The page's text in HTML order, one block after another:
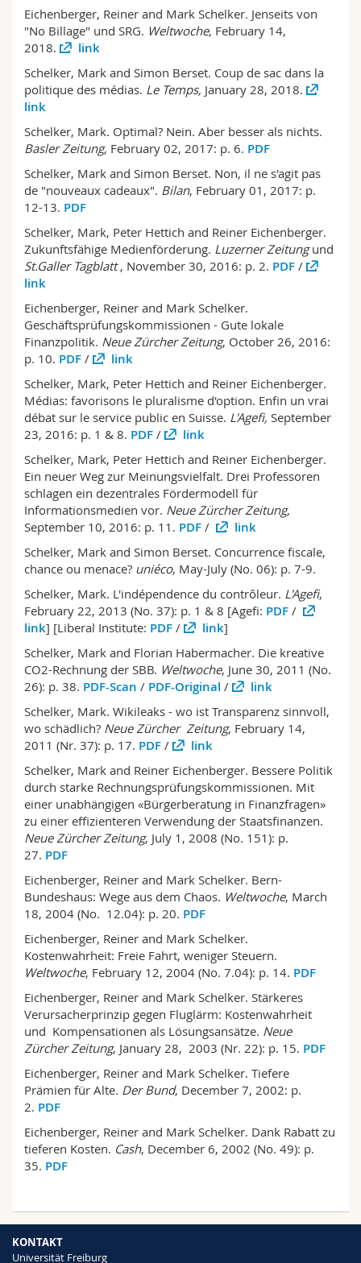
Eichenberger, Reiner and Mark Schelker. Jenseits von
"No Billage" und SRG. Weltwoche, February 14,
2018.
link
Schelker, Mark and Simon Berset. Coup de sac dans la
politique des médias. Le Temps, January 28, 2018.
link
Schelker, Mark. Optimal? Nein. Aber besser als nichts.
Basler Zeitung, February 02, 2017: p. 6. PDF
Schelker, Mark and Simon Berset. Non, il ne s'agit pas
de "nouveaux cadeaux". Bilan, February 01, 2017: p.
12-13. PDF
Schelker, Mark, Peter Hettich and Reiner Eichenberger.
Zukunftsfähige Medienförderung. Luzerner Zeitungund
St.Galler Tagblatt, November 30, 2016: p. 2. PDF /
link
Eichenberger, Reiner and Mark Schelker.
Geschäftsprüfungskommissionen - Gute lokale
Finanzpolitik. Neue Zürcher Zeitung, October 26, 2016:
p. 10. PDF / link
Schelker, Mark, Peter Hettich and Reiner Eichenberger.
Médias: favorisons le pluralisme d'option. Enfin un vrai
débat sur le service public en Suisse. L'Agefi, September
23, 2016: p. 1 & 8. PDF / link
Schelker, Mark, Peter Hettich and Reiner Eichenberger.
Ein neuer Weg zur Meinungsvielfalt. Drei Professoren
schlagen ein dezentrales Fördermodell für
Informationsmedien vor. Neue Zürcher Zeitung,
September 10, 2016: p. 11. PDF / link
Schelker, Mark and Simon Berset. Concurrence fiscale,
chance ou menace? uniéco, May-July (No. 06): p. 7-9.
Schelker, Mark. L'indépendence du contrôleur. L'Agefi,
February 22, 2013 (No. 37): p. 1 & 8 [Agefi: PDF /
link] [Liberal Institute: PDF / link]
Schelker, Mark and Florian Habermacher. Die kreative
CO2-Rechnung der SBB. Weltwoche, June 30, 2011 (No.
26): p. 38. PDF-Scan / PDF-Original / link
Schelker, Mark. Wikileaks - wo ist Transparenz sinnvoll,
wo schädlich? Neue Zürcher Zeitung, February 14,
2011 (Nr. 37): p. 17. PDF / link
Schelker, Mark and Reiner Eichenberger. Bessere Politik
durch starke Rechnungsprüfungskommissionen. Mit
einer unabhängigen «Bürgerberatung in Finanzfragen»
zu einer effizienteren Verwendung der Staatsfinanzen.
Neue Zürcher Zeitung, July 1, 2008 (No. 151): p.
27. PDF
Eichenberger, Reiner and Mark Schelker. Bern-
Bundeshaus: Wege aus dem Chaos. Weltwoche, March
18, 2004 (No. 12.04): p. 20. PDF
Eichenberger, Reiner and Mark Schelker.
Kostenwahrheit: Freie Fahrt, weniger Steuern.
Weltwoche, February 12, 2004 (No. 7.04): p. 14. PDF
Eichenberger, Reiner and Mark Schelker. Stärkeres
Verursacherprinzip gegen Fluglärm: Kostenwahrheit
und Kompensationen als Lösungsansätze. Neue
Zürcher Zeitung, January 28, 2003 (Nr. 22): p. 15. PDF
Eichenberger, Reiner and Mark Schelker. Tiefere
Prämien für Alte. Der Bund, December 7, 2002: p.
2. PDF
Eichenberger, Reiner and Mark Schelker. Dank Rabatt zu
tieferen Kosten. Cash, December 6, 2002 (No. 49): p.
35. PDF
KONTAKT
Universität Freiburg